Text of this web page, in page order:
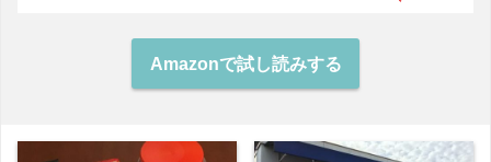
Amazonで試し読みする